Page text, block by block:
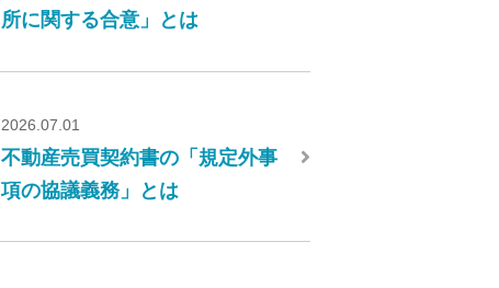
所に関する合意」とは
2026.07.01
不動産売買契約書の「規定外事
項の協議義務」とは